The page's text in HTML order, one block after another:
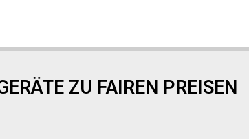
ZU FAIREN PREISEN